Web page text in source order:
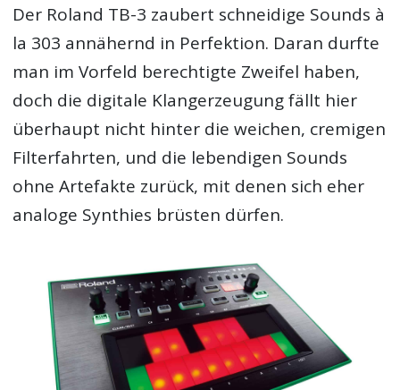
Der Roland TB-3 zaubert schneidige Sounds à
la 303 annähernd in Perfektion. Daran durfte
man im Vorfeld berechtigte Zweifel haben,
doch die digitale Klangerzeugung fällt hier
überhaupt nicht hinter die weichen, cremigen
Filterfahrten, und die lebendigen Sounds
ohne Artefakte zurück, mit denen sich eher
analoge Synthies brüsten dürfen.